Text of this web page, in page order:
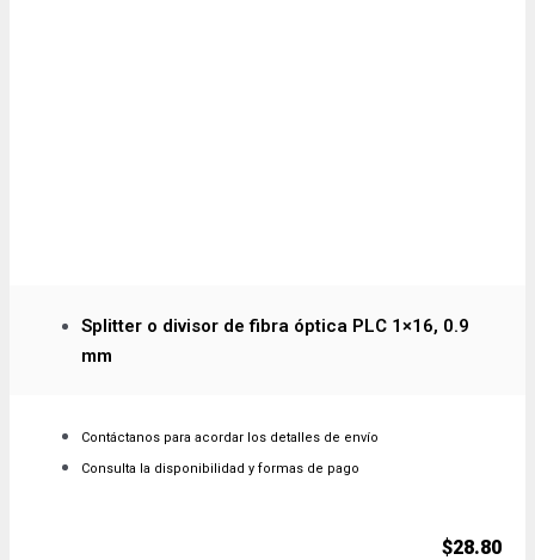
Splitter o divisor de fibra óptica PLC 1×16, 0.9
mm
Contáctanos para acordar los detalles de envío
Consulta la disponibilidad y formas de pago
$28.80